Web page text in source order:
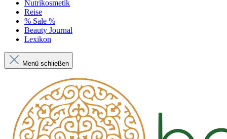
Nutrikosmetik
Reise
% Sale %
Beauty Journal
Lexikon
Menü schließen